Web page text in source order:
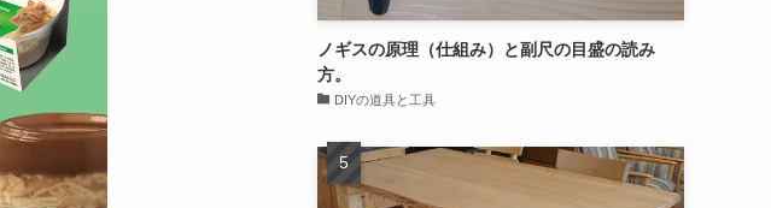
ノギスの原理（仕組み）と副尺の目盛の読み
方。
DIYの道具と工具